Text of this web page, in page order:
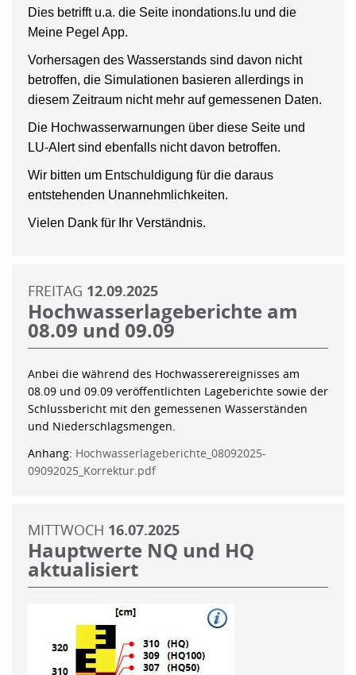
Dies betrifft u.a. die Seite inondations.lu und die
Meine Pegel App.
Vorhersagen des Wasserstands sind davon nicht
betroffen, die Simulationen basieren allerdings in
diesem Zeitraum nicht mehr auf gemessenen Daten.
Die Hochwasserwarnungen über diese Seite und
LU-Alert sind ebenfalls nicht davon betroffen.
Wir bitten um Entschuldigung für die daraus
entstehenden Unannehmlichkeiten.
Vielen Dank für Ihr Verständnis.
FREITAG 12.09.2025
Hochwasserlageberichte am
08.09 und 09.09
Anbei die während des Hochwasserereignisses am
08.09 und 09.09 veröffentlichten Lageberichte sowie der
Schlussbericht mit den gemessenen Wasserständen
und Niederschlagsmengen.
Anhang: Hochwasserlageberichte_08092025-
09092025_Korrektur.pdf
MITTWOCH 16.07.2025
Hauptwerte NQ und HQ
aktualisiert